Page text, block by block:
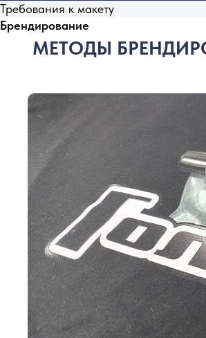
Требования к макету
Брендирование
МЕТОДЫ